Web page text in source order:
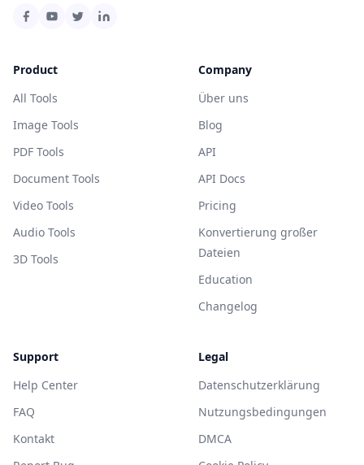
Product
All Tools
Image Tools
PDF Tools
Document Tools
Video Tools
Audio Tools
3D Tools
Company
Über uns
Blog
API
API Docs
Pricing
Konvertierung großer
Dateien
Education
Changelog
Support
Help Center
FAQ
Kontakt
Legal
Datenschutzerklärung
Nutzungsbedingungen
DMCA